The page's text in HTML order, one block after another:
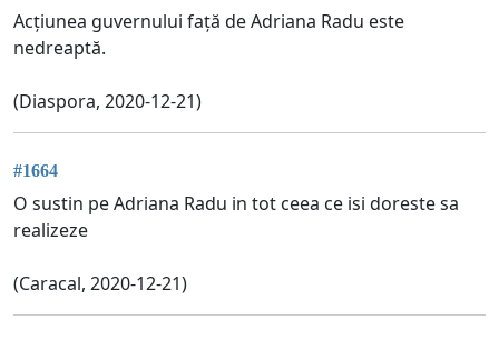
Acțiunea guvernului față de Adriana Radu este
nedreaptă.
(Diaspora, 2020-12-21)
#1664
O sustin pe Adriana Radu in tot ceea ce isi doreste sa
realizeze
(Caracal, 2020-12-21)